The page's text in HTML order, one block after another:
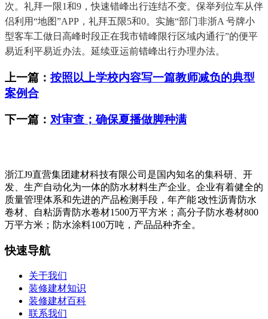
次。礼拜一限1和9，快速错峰出行连结不变。保举列位车从伴
侣利用“地图”APP，礼拜五限5和0。实施“部门非浙A 号牌小
型客车工做日高峰时段正在我市错峰限行区域内通行”的便平
易近利平易近办法。延续亚运前错峰出行办理办法。
上一篇： 按照以上学校内容写一篇教师减负的典型
案例合
下一篇： 对审查；确保夏播做脚种满
浙江J9直营集团建材科技有限公司是国内知名的集科研、开
发、生产自动化为一体的防水材料生产企业。企业有着健全的
质量管理体系和先进的产品检测手段，年产能∶改性沥青防水
卷材、自粘沥青防水卷材1500万平方米；高分子防水卷材800
万平方米；防水涂料100万吨，产品品种齐全。
快速导航
关于我们
装修建材知识
装修建材百科
联系我们